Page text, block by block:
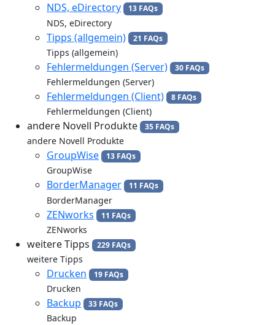
NDS, eDirectory 13 FAQs
NDS, eDirectory
Tipps (allgemein) 21 FAQs
Tipps (allgemein)
Fehlermeldungen (Server) 30 FAQs
Fehlermeldungen (Server)
Fehlermeldungen (Client) 8 FAQs
Fehlermeldungen (Client)
andere Novell Produkte 35 FAQs
andere Novell Produkte
GroupWise 13 FAQs
GroupWise
BorderManager 11 FAQs
BorderManager
ZENworks 11 FAQs
ZENworks
weitere Tipps 229 FAQs
weitere Tipps
Drucken 19 FAQs
Drucken
Backup 33 FAQs
Backup